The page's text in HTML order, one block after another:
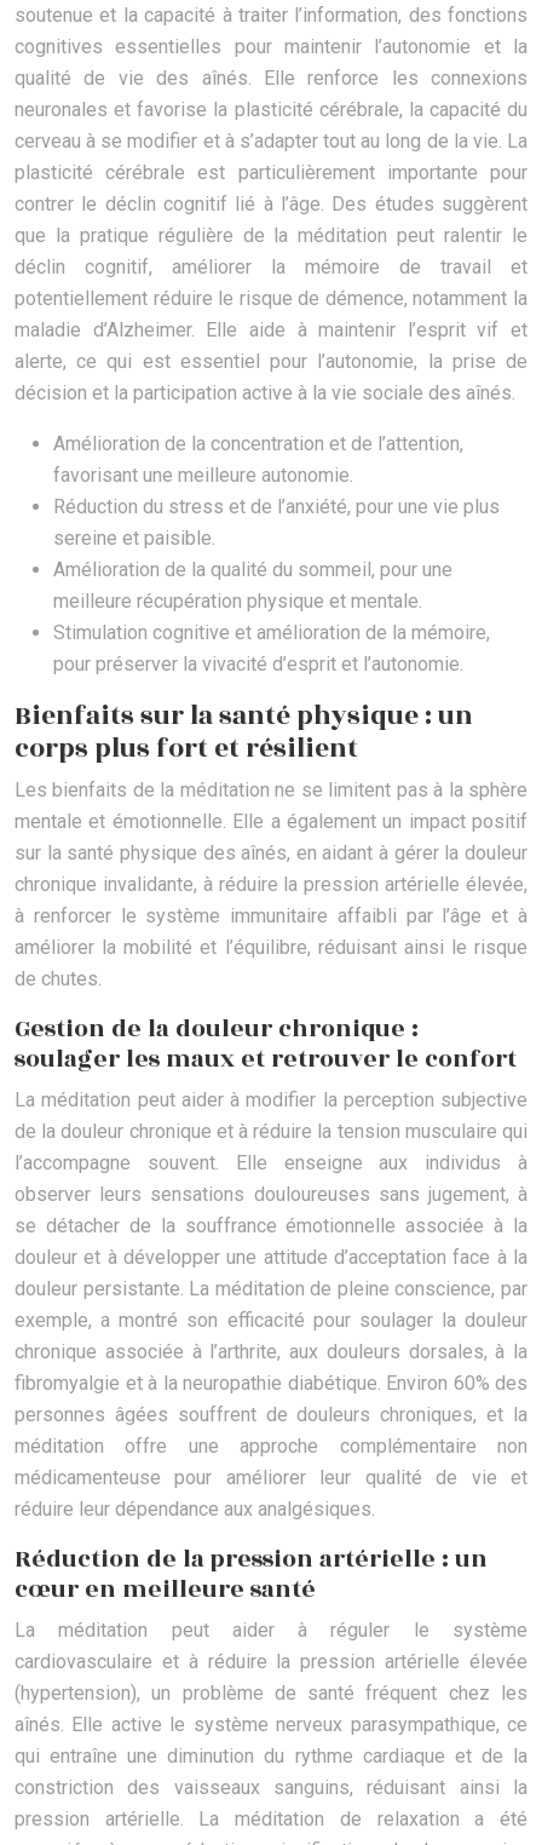
soutenue et la capacité à traiter l’information, des fonctions
cognitives essentielles pour maintenir l’autonomie et la
qualité de vie des aînés. Elle renforce les connexions
neuronales et favorise la plasticité cérébrale, la capacité du
cerveau à se modifier et à s’adapter tout au long de la vie. La
plasticité cérébrale est particulièrement importante pour
contrer le déclin cognitif lié à l’âge. Des études suggèrent
que la pratique régulière de la méditation peut ralentir le
déclin cognitif, améliorer la mémoire de travail et
potentiellement réduire le risque de démence, notamment la
maladie d’Alzheimer. Elle aide à maintenir l’esprit vif et
alerte, ce qui est essentiel pour l’autonomie, la prise de
décision et la participation active à la vie sociale des aînés.
Amélioration de la concentration et de l’attention,
favorisant une meilleure autonomie.
Réduction du stress et de l’anxiété, pour une vie plus
sereine et paisible.
Amélioration de la qualité du sommeil, pour une
meilleure récupération physique et mentale.
Stimulation cognitive et amélioration de la mémoire,
pour préserver la vivacité d’esprit et l’autonomie.
Bienfaits sur la santé physique : un
corps plus fort et résilient
Les bienfaits de la méditation ne se limitent pas à la sphère
mentale et émotionnelle. Elle a également un impact positif
sur la santé physique des aînés, en aidant à gérer la douleur
chronique invalidante, à réduire la pression artérielle élevée,
à renforcer le système immunitaire affaibli par l’âge et à
améliorer la mobilité et l’équilibre, réduisant ainsi le risque
de chutes.
Gestion de la douleur chronique :
soulager les maux et retrouver le confort
La méditation peut aider à modifier la perception subjective
de la douleur chronique et à réduire la tension musculaire qui
l’accompagne souvent. Elle enseigne aux individus à
observer leurs sensations douloureuses sans jugement, à
se détacher de la souffrance émotionnelle associée à la
douleur et à développer une attitude d’acceptation face à la
douleur persistante. La méditation de pleine conscience, par
exemple, a montré son efficacité pour soulager la douleur
chronique associée à l’arthrite, aux douleurs dorsales, à la
fibromyalgie et à la neuropathie diabétique. Environ 60% des
personnes âgées souffrent de douleurs chroniques, et la
méditation offre une approche complémentaire non
médicamenteuse pour améliorer leur qualité de vie et
réduire leur dépendance aux analgésiques.
Réduction de la pression artérielle : un
cœur en meilleure santé
La méditation peut aider à réguler le système
cardiovasculaire et à réduire la pression artérielle élevée
(hypertension), un problème de santé fréquent chez les
aînés. Elle active le système nerveux parasympathique, ce
qui entraîne une diminution du rythme cardiaque et de la
constriction des vaisseaux sanguins, réduisant ainsi la
pression artérielle. La méditation de relaxation a été